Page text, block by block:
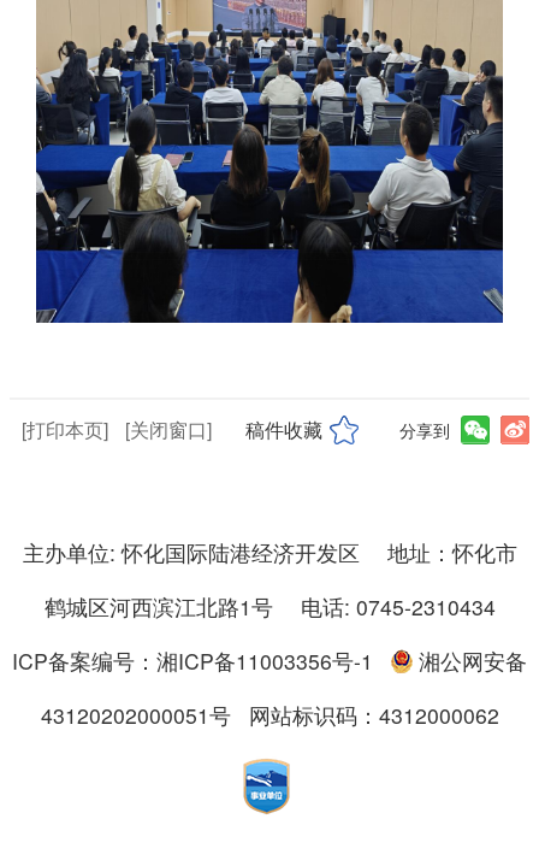
[打印本页] [关闭窗口] 稿件收藏 分享到
主办单位: 怀化国际陆港经济开发区 地址：怀化市
鹤城区河西滨江北路1号 电话: 0745-2310434
ICP备案编号：湘ICP备11003356号-1
湘公网安备
43120202000051号
网站标识码：4312000062